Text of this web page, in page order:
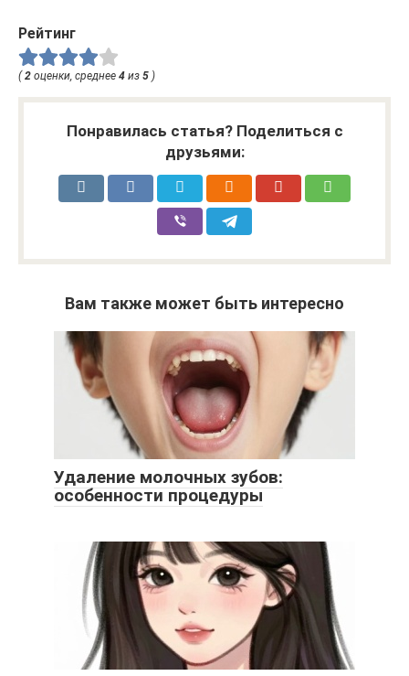
Рейтинг
( 2 оценки, среднее 4 из 5 )
Понравилась статья? Поделиться с
друзьями:
Вам также может быть интересно
Удаление молочных зубов:
особенности процедуры